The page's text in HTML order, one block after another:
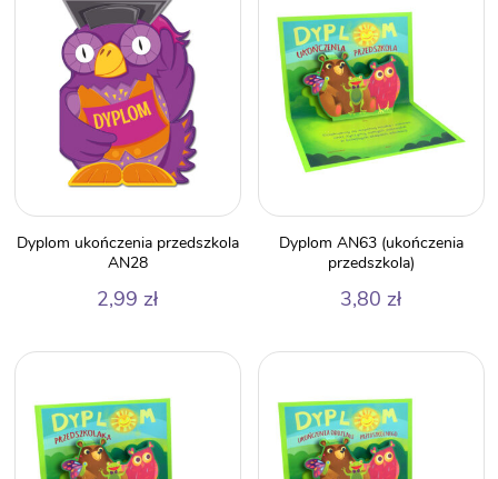
Dyplom ukończenia przedszkola
AN28
2,99 zł
Dyplom AN63 (ukończenia
przedszkola)
3,80 zł